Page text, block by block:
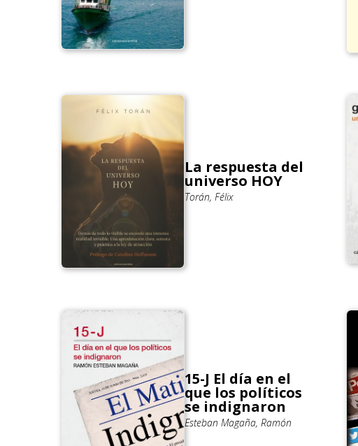
La respuesta del
universo HOY
Torán, Félix
15-J El día en el
que los políticos
se indignaron
Esteban Magaña, Ramón